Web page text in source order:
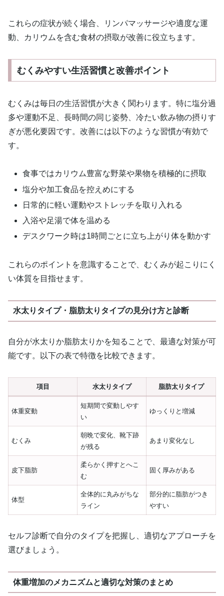
これらの症状が続く場合、リンパマッサージや適度な運
動、カリウムを含む食材の摂取が改善に役立ちます。
むくみやすい生活習慣と改善ポイント
むくみは毎日の生活習慣が大きく関わります。特に塩分過
多や運動不足、長時間の同じ姿勢、冷たい飲み物の摂りす
ぎが悪化要因です。改善には以下のような習慣が有効で
す。
食事ではカリウム豊富な野菜や果物を積極的に摂取
塩分や加工食品を控えめにする
日常的に軽い運動やストレッチを取り入れる
入浴や足湯で体を温める
デスクワーク時は1時間ごとに立ち上がり体を動かす
これらのポイントを意識することで、むくみが起こりにく
い体質を目指せます。
水太りタイプ・脂肪太りタイプの見分け方と診断
自分が水太りか脂肪太りかを知ることで、最適な対策が可
能です。以下の表で特徴を比較できます。
項目 水太りタイプ 脂肪太りタイプ
体重変動
短期間で変動しやす
い
ゆっくりと増減
むくみ
朝晩で変化、靴下跡
が残る
あまり変化なし
皮下脂肪
柔らかく押すとへこ
む
固く厚みがある
体型
全体的に丸みがちな
ライン
部分的に脂肪がつき
やすい
セルフ診断で自分のタイプを把握し、適切なアプローチを
選びましょう。
体重増加のメカニズムと適切な対策のまとめ